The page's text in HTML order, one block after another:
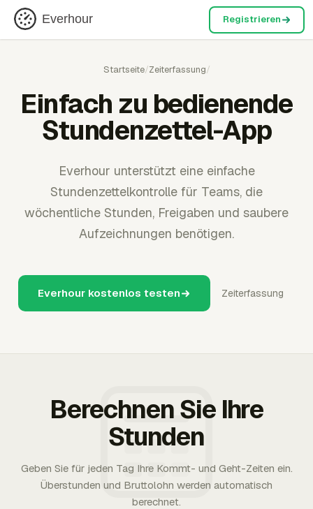
Everhour Registrieren
Startseite/Zeiterfassung/
Einfach zu bedienende
Stundenzettel-App
Everhour unterstützt eine einfache
Stundenzettelkontrolle für Teams, die
wöchentliche Stunden, Freigaben und saubere
Aufzeichnungen benötigen.
Everhour kostenlos testen Zeiterfassung
Berechnen Sie Ihre
Stunden
Geben Sie für jeden Tag Ihre Kommt- und Geht-Zeiten ein.
Überstunden und Bruttolohn werden automatisch
berechnet.